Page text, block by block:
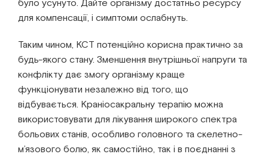
було усунуто. Дайте організму достатньо ресурсу
для компенсації, і симптоми ослабнуть.
Таким чином, КСТ потенційно корисна практично за
будь-якого стану. Зменшення внутрішньої напруги та
конфлікту дає змогу організму краще
функціонувати незалежно від того, що
відбувається. Краніосакральну терапію можна
використовувати для лікування широкого спектра
больових станів, особливо головного та скелетно-
м’язового болю, як самостійно, так і в поєднанні з